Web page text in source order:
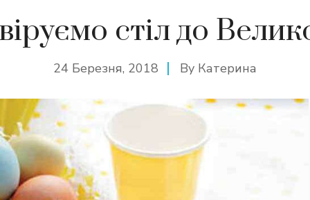
стіл до
24 Березня, 2018 By Катерина